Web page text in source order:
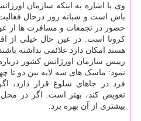
وی با اشاره به اینکه سازمان
باش است و شبانه روز درحال
حضور در تجمعات و مسافرت ها از
کرونا است. در عین حال خیلی از
هستد امکان دارد علائمی نداشته
رییس سازمان اورژانس کشور
نمود: ماسک های سه لایه بین دو تا
فرد در جاهای شلوغ قرار دارد،
تعویض کند، بهتر است. اگر در
بیشتری از آن بهره برد.